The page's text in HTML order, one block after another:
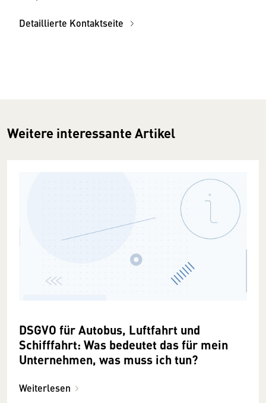
Detaillierte Kontaktseite
Weitere interessante Artikel
DSGVO für Autobus, Luftfahrt und
Schifffahrt: Was bedeutet das für mein
Unternehmen, was muss ich tun?
Weiterlesen